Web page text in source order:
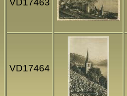
VD17463
VD17464